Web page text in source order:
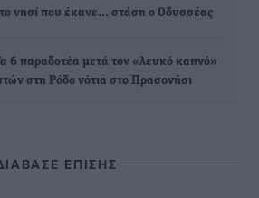
νησί που έκανε… στάση ο Οδυσσέας
6 παραδοτέα μετά τον «λευκό καπνό»
στη Ρόδο νότια στο Πρασονήσι
ΕΠΙΣΗΣ